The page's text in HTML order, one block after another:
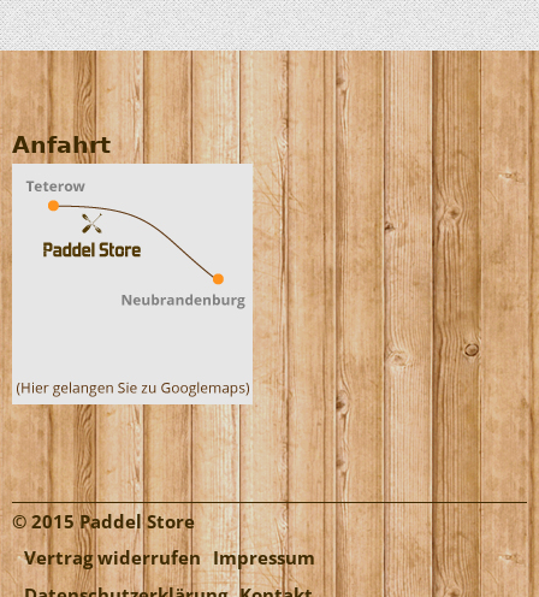
Anfahrt
© 2015 Paddel Store
Vertrag widerrufen Impressum